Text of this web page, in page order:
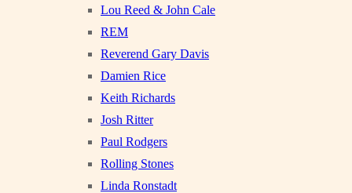
Lou Reed & John Cale
REM
Reverend Gary Davis
Damien Rice
Keith Richards
Josh Ritter
Paul Rodgers
Rolling Stones
Linda Ronstadt